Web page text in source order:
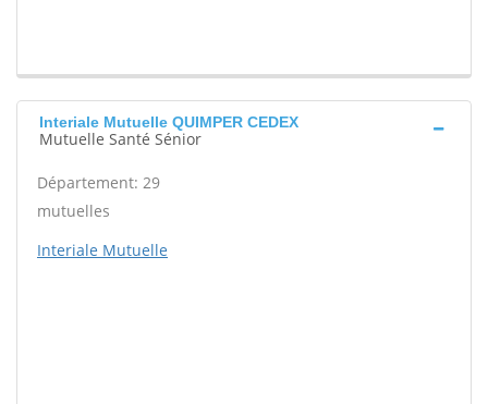
Interiale Mutuelle QUIMPER CEDEX
Mutuelle Santé Sénior
Département: 29
mutuelles
Interiale Mutuelle